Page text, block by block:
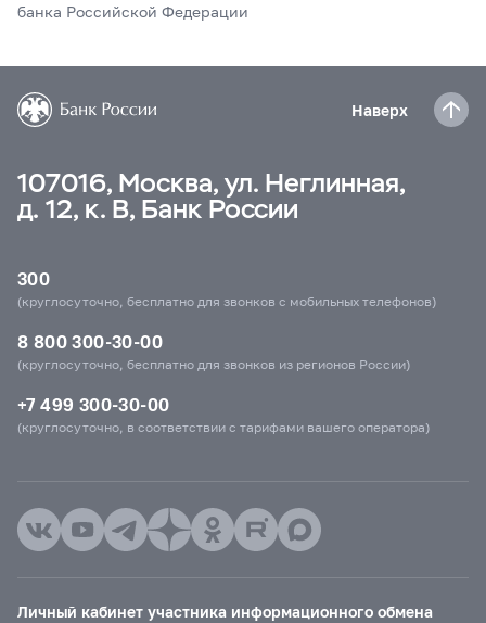
банка Российской Федерации
Наверх
107016, Москва, ул. Неглинная,
д. 12, к. В, Банк России
300
(круглосуточно, бесплатно для звонков с мобильных телефонов)
8 800 300-30-00
(круглосуточно, бесплатно для звонков из регионов России)
+7 499 300-30-00
(круглосуточно, в соответствии с тарифами вашего оператора)
Личный кабинет участника информационного обмена